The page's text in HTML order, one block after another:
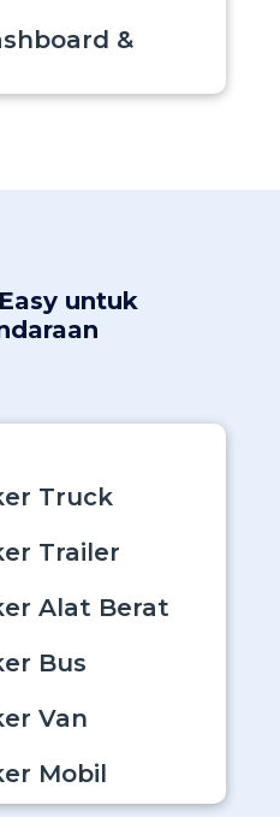
&
untuk
Truck
Trailer
Alat Berat
Bus
Van
Mobil